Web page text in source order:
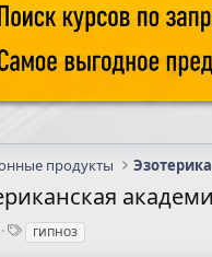
продукты
Тгипноз